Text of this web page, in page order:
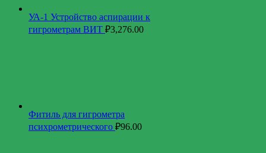
УА-1 Устройство аспирации к
гигрометрам ВИТ ₽3,276.00
Фитиль для гигрометра
психрометрического ₽96.00